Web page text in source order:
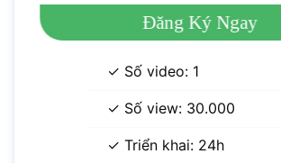
Đăng Ký Ngay
✓ Số video: 1
✓ Số view: 30.000
✓ Triển khai: 24h